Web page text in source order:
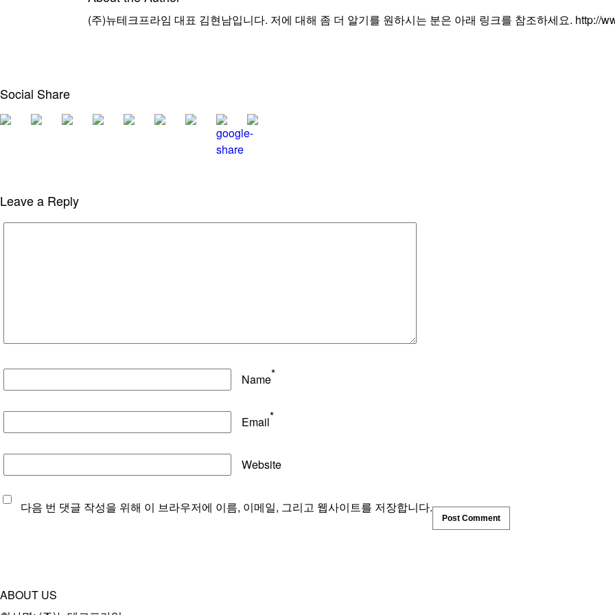
(주)뉴테크프라임 대표 김현남입니다. 저에 대해 좀 더 알기를 원하시는 분은 아래 링크를 참조하세요. http://
Social Share
Leave a Reply
Name*
Email*
Website
다음 번 댓글 작성을 위해 이 브라우저에 이름, 이메일, 그리고 웹사이트를 저장합니다.
ABOUT US